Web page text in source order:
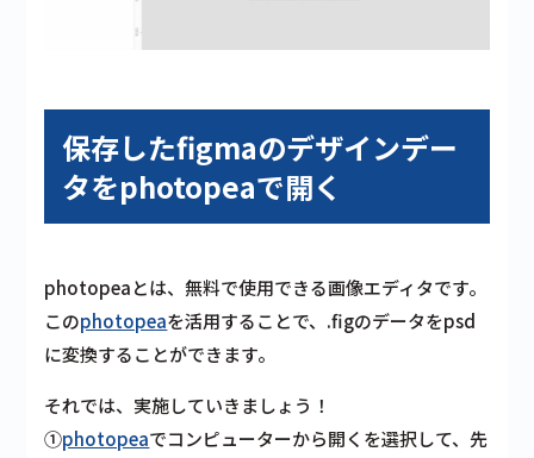
保存したfigmaのデザインデー
タをphotopeaで開く
photopeaとは、無料で使用できる画像エディタです。
このphotopeaを活用することで、.figのデータをpsd
に変換することができます。
それでは、実施していきましょう！
①photopeaでコンピューターから開くを選択して、先